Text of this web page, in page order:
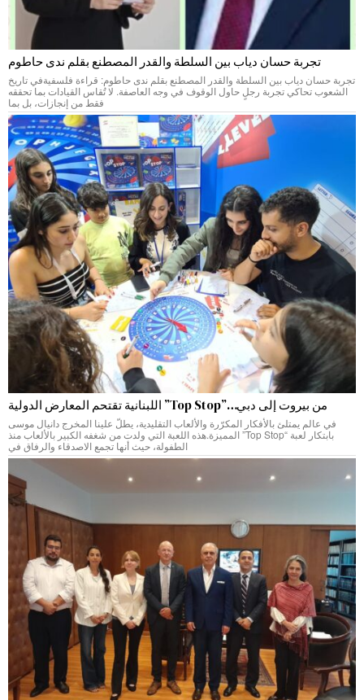
تجربة حسان دياب بين السلطة والقدر المصطنع بقلم ندى حاطوم
تجربة حسان دياب بين السلطة والقدر المصطنع بقلم ندى حاطوم: قراءة فلسفيةفي تاريخ
الشعوب تحاكي تجربة رجلٍ حاول الوقوف في وجه العاصفة. لا تُقاس القيادات بما تحققه
فقط من إنجازات، بل بما
من بيروت إلى دبي…”Top Stop” اللبنانية تقتحم المعارض الدولية
في عالم يمتلئ بالأفكار المكرّرة والألعاب التقليدية، يطلّ علينا المخرج دانيال موسى
بابتكار لعبة “Top Stop” المميزة.هذه اللعبة التي ولدت من شغفه الكبير بالألعاب منذ
الطفولة، حيث أنها تجمع الاصدقاء والرفاق في